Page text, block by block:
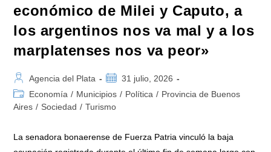
económico de Milei y Caputo, a
los argentinos nos va mal y a los
marplatenses nos va peor»
Autor
de
la
Agencia del Plata
Publicación
de
la
31 julio, 2026
Categoría
de
entrada:
Economía / Municipios / Política / Provincia de Buenos
Aires / Sociedad / Turismo
La senadora bonaerense de Fuerza Patria vinculó la baja